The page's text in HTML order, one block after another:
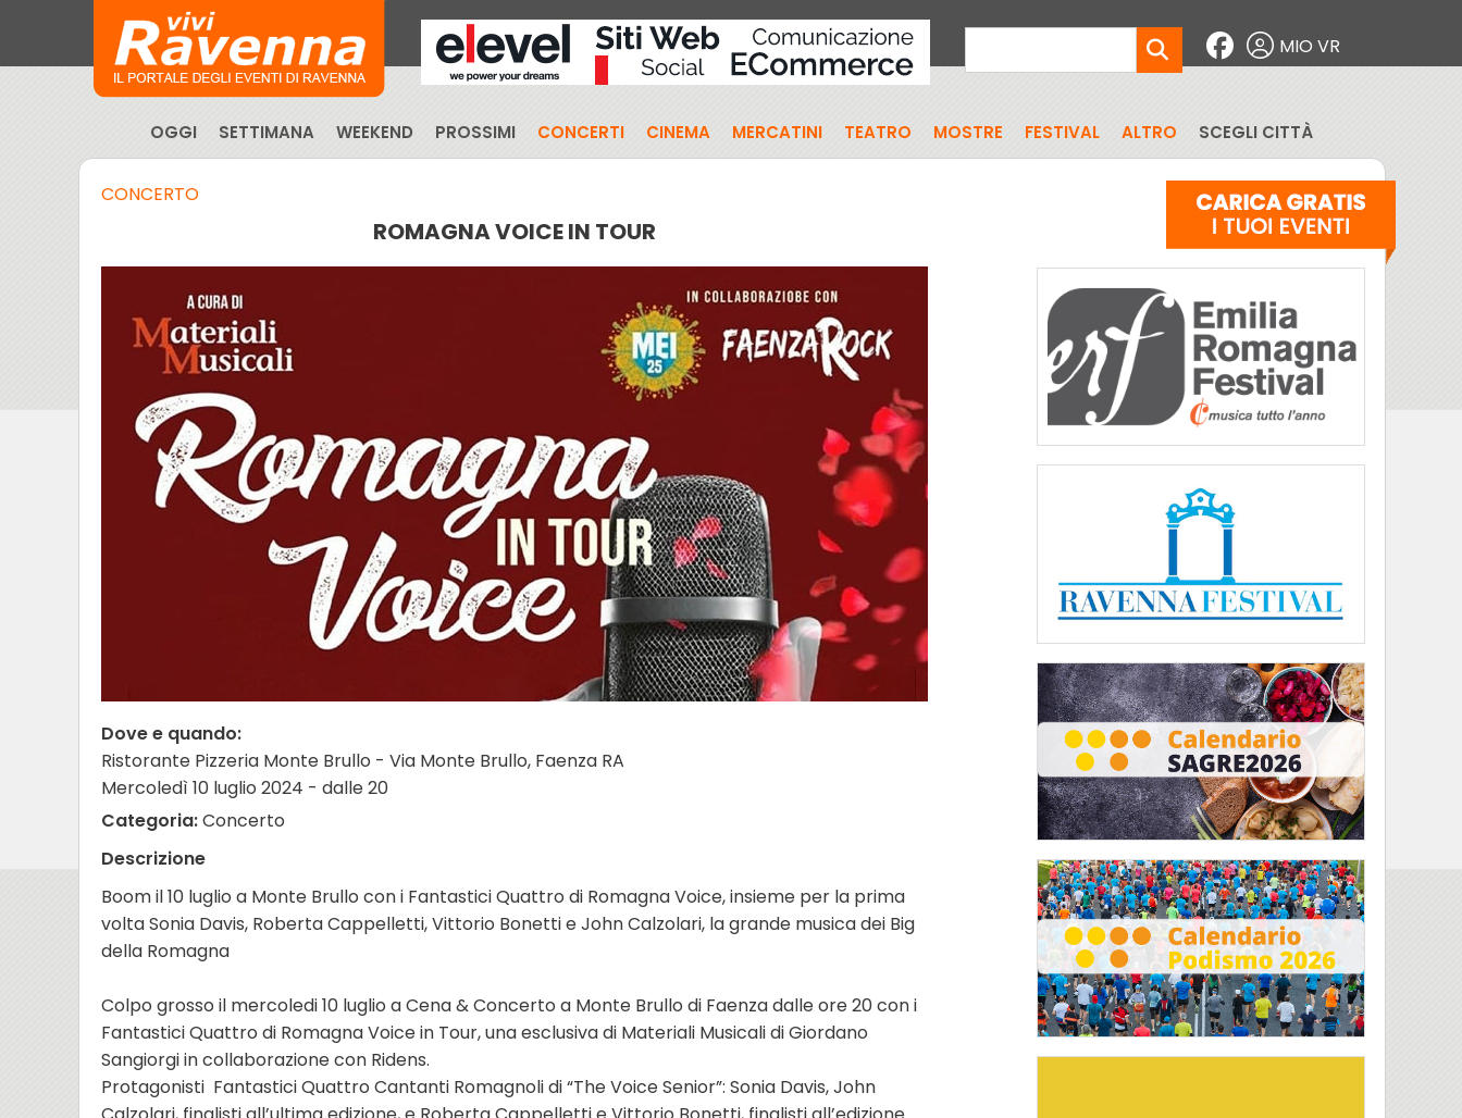
MIO VR
OGGI SETTIMANA WEEKEND PROSSIMI CONCERTI CINEMA MERCATINI TEATRO MOSTRE FESTIVAL ALTRO SCEGLI CITTÀ
CONCERTO
ROMAGNA VOICE IN TOUR
Dove e quando:
Ristorante Pizzeria Monte Brullo - Via Monte Brullo, Faenza RA
Mercoledì 10 luglio 2024 - dalle 20
Categoria:Concerto
Descrizione
Boom il 10 luglio a Monte Brullo con i Fantastici Quattro di Romagna Voice, insieme per la prima
volta Sonia Davis, Roberta Cappelletti, Vittorio Bonetti e John Calzolari, la grande musica dei Big
della Romagna
Colpo grosso il mercoledi 10 luglio a Cena & Concerto a Monte Brullo di Faenza dalle ore 20 con i
Fantastici Quattro di Romagna Voice in Tour, una esclusiva di Materiali Musicali di Giordano
Sangiorgi in collaborazione con Ridens.
Protagonisti Fantastici Quattro Cantanti Romagnoli di “The Voice Senior”: Sonia Davis, John